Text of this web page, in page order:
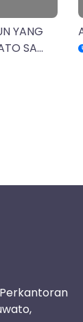
YANG
SA...